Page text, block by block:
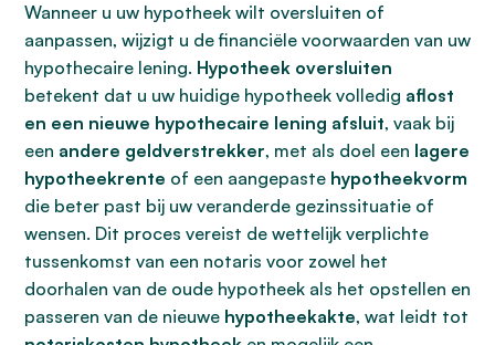
Wanneer u uw hypotheek wilt oversluiten of
aanpassen, wijzigt u de financiële voorwaarden van uw
hypothecaire lening. Hypotheek oversluiten
betekent dat u uw huidige hypotheek volledig aflost
en een nieuwe hypothecaire lening afsluit, vaak bij
een andere geldverstrekker, met als doel een lagere
hypotheekrente of een aangepaste hypotheekvorm
die beter past bij uw veranderde gezinssituatie of
wensen. Dit proces vereist de wettelijk verplichte
tussenkomst van een notaris voor zowel het
doorhalen van de oude hypotheek als het opstellen en
passeren van de nieuwe hypotheekakte, wat leidt tot